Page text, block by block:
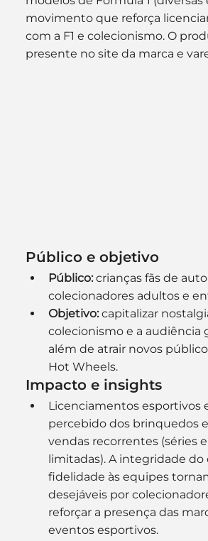
movimento que reforça
com a F1 e colecionismo. O
presente no site da marca e
Público e objetivo
Público: crianças fãs de
colecionadores adultos e
Objetivo: capitalizar
colecionismo e a audiência
além de atrair novos
Hot Wheels.
Impacto e insights
Licenciamentos esportivos
percebido dos brinquedos
vendas recorrentes (séries
limitadas). A integridade do
fidelidade às equipes
desejáveis por
reforçar a presença das
eventos esportivos.